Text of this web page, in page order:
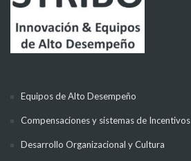
Equipos de Alto Desempeño
Compensaciones y sistemas de Incentivos
Desarrollo Organizacional y Cultura